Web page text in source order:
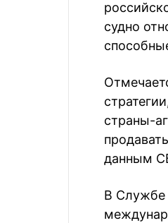
судно
страны-
данным
В Службе